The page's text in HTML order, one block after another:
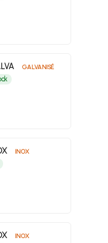
GALVANISÉ
INOX
INOX